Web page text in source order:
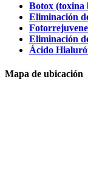
Botox (toxina
Eliminación
Eliminación
Ácido
Mapa de ubicación